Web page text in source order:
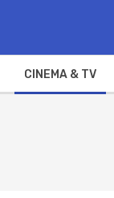
CINEMA & TV